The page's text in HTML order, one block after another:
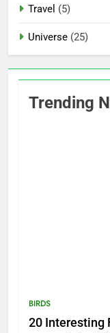
Travel (5)
Universe (25)
Trending
BIRDS
20 Interesting